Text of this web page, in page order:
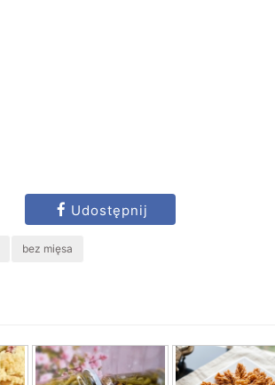
Udostępnij
bez mięsa